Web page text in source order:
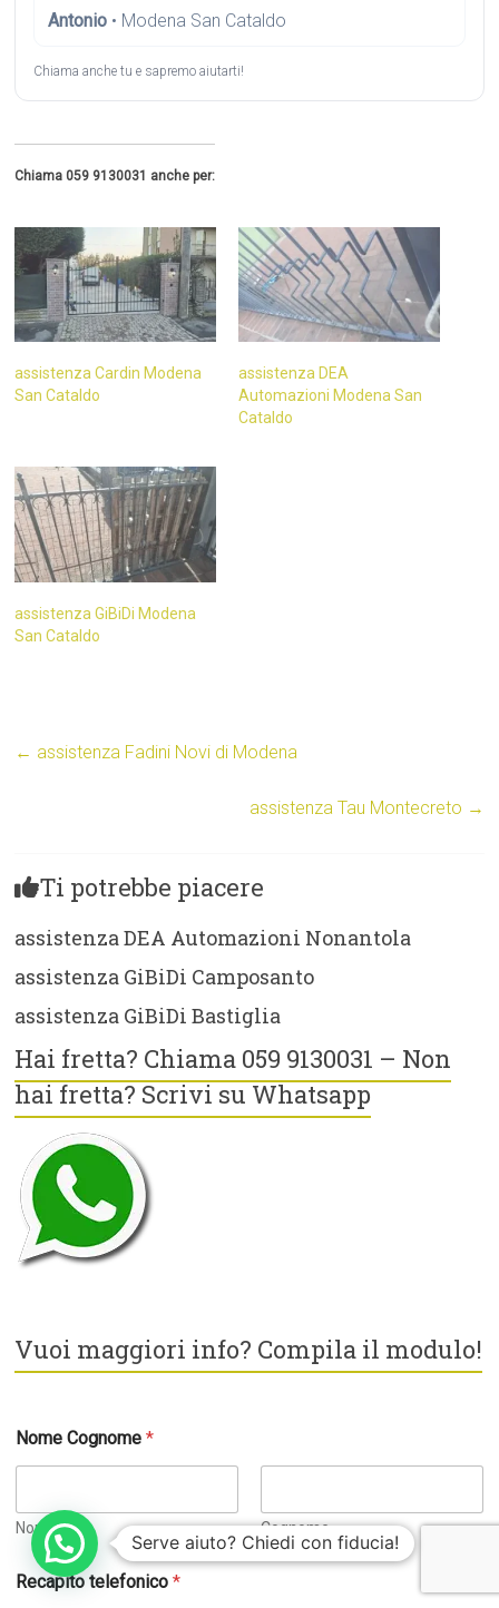
Antonio • Modena San Cataldo
Chiama anche tu e sapremo aiutarti!
Chiama 059 9130031 anche per:
assistenza Cardin Modena
San Cataldo
assistenza DEA
Automazioni Modena San
Cataldo
assistenza GiBiDi Modena
San Cataldo
← assistenza Fadini Novi di Modena
assistenza Tau Montecreto →
Ti potrebbe piacere
assistenza DEA Automazioni Nonantola
assistenza GiBiDi Camposanto
assistenza GiBiDi Bastiglia
Hai fretta? Chiama 059 9130031 – Non
hai fretta? Scrivi su Whatsapp
Vuoi maggiori info? Compila il modulo!
Nome Cognome*
Nome Cognome
Recapito telefonico*
Serve aiuto? Chiedi con fiducia!